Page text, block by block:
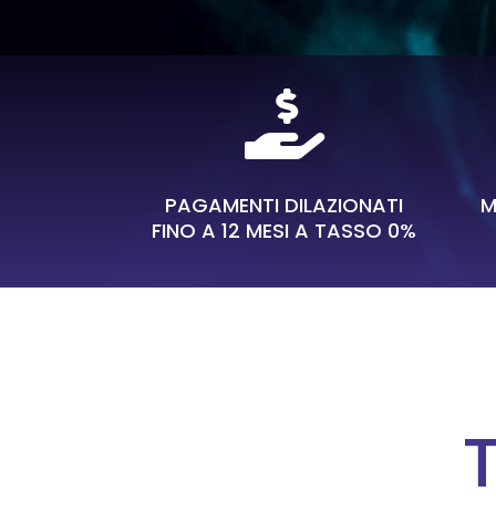

PAGAMENTI DILAZIONATI
FINO A 12 MESI A TASSO 0%